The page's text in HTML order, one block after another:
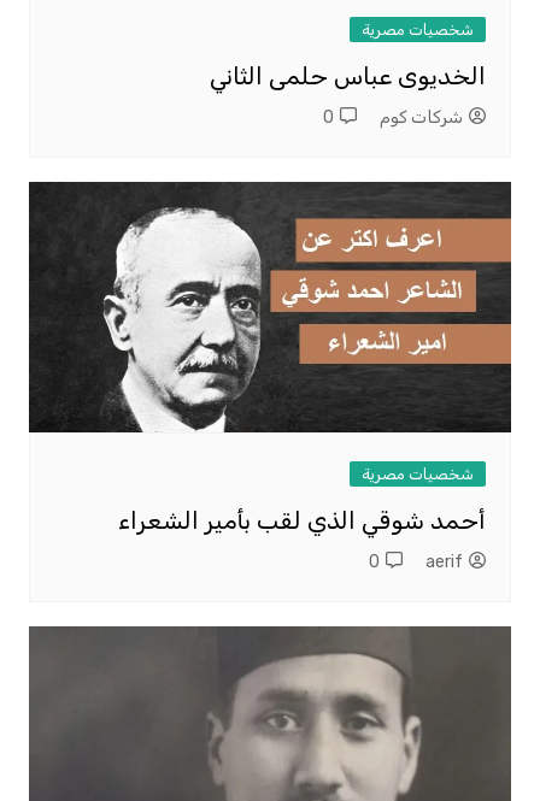
شخصيات مصرية
الخديوى عباس حلمى الثاني
شركات كوم 0
شخصيات مصرية
أحمد شوقي الذي لقب بأمير الشعراء
aerif
0